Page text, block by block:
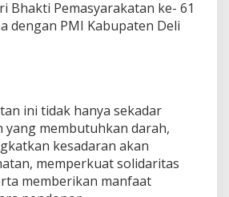
Bhakti Pemasyarakatan ke- 61
dengan PMI Kabupaten Deli
ini tidak hanya sekadar
yang membutuhkan darah,
kesadaran akan
memperkuat solidaritas
memberikan manfaat